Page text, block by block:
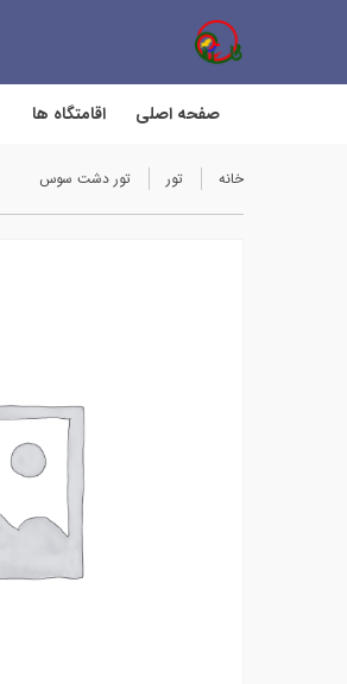
صفحه اصلی اقامتگاه ها
خانه تور تور دشت سوس